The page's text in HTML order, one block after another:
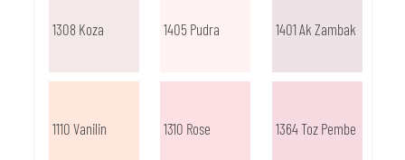
1308 Koza 1405 Pudra 1401 Ak Zambak
1110 Vanilin 1310 Rose 1364 Toz Pembe